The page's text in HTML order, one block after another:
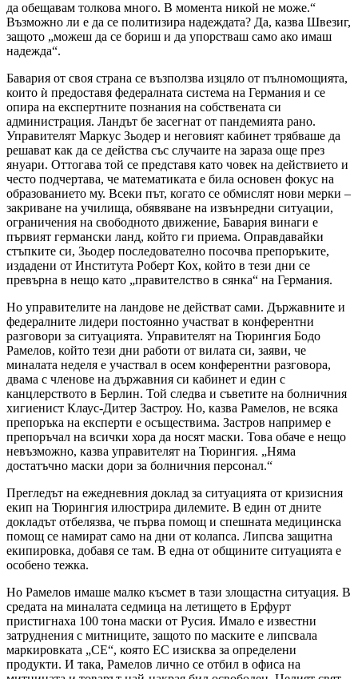
да обещавам толкова много. В момента никой не може.“
Възможно ли е да се политизира надеждата? Да, казва Швезиг,
защото „можеш да се бориш и да упорстваш само ако имаш
надежда“.
Бавария от своя страна се възползва изцяло от пълномощията,
които ѝ предоставя федералната система на Германия и се
опира на експертните познания на собствената си
администрация. Ландът бе засегнат от пандемията рано.
Управителят Маркус Зьодер и неговият кабинет трябваше да
решават как да се действа със случаите на зараза още през
януари. Оттогава той се представя като човек на действието и
често подчертава, че математиката е била основен фокус на
образованието му. Всеки път, когато се обмислят нови мерки –
закриване на училища, обявяване на извънредни ситуации,
ограничения на свободното движение, Бавария винаги е
първият германски ланд, който ги приема. Оправдавайки
стъпките си, Зьодер последователно посочва препоръките,
издадени от Института Роберт Кох, който в тези дни се
превърна в нещо като „правителство в сянка“ на Германия.
Но управителите на ландове не действат сами. Държавните и
федералните лидери постоянно участват в конферентни
разговори за ситуацията. Управителят на Тюрингия Бодо
Рамелов, който тези дни работи от вилата си, заяви, че
миналата неделя е участвал в осем конферентни разговора,
двама с членове на държавния си кабинет и един с
канцлерството в Берлин. Той следва и съветите на болничния
хигиенист Клаус-Дитер Застроу. Но, казва Рамелов, не всяка
препоръка на експерти е осъществима. Застров например е
препоръчал на всички хора да носят маски. Това обаче е нещо
невъзможно, казва управителят на Тюрингия. „Няма
достатъчно маски дори за болничния персонал.“
Прегледът на ежедневния доклад за ситуацията от кризисния
екип на Тюрингия илюстрира дилемите. В един от дните
докладът отбелязва, че първа помощ и спешната медицинска
помощ се намират само на дни от колапса. Липсва защитна
екипировка, добавя се там. В една от общините ситуацията е
особено тежка.
Но Рамелов имаше малко късмет в тази злощастна ситуация. В
средата на миналата седмица на летището в Ерфурт
пристигнаха 100 тона маски от Русия. Имало е известни
затруднения с митниците, защото по маските е липсвала
маркировката „СЕ“, която ЕС изисква за определени
продукти. И така, Рамелов лично се отбил в офиса на